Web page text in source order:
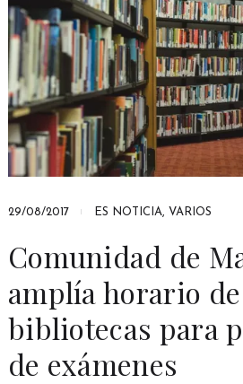
29/08/2017 ES NOTICIA, VARIOS
Comunidad de
amplía horario de
bibliotecas para
de exámenes